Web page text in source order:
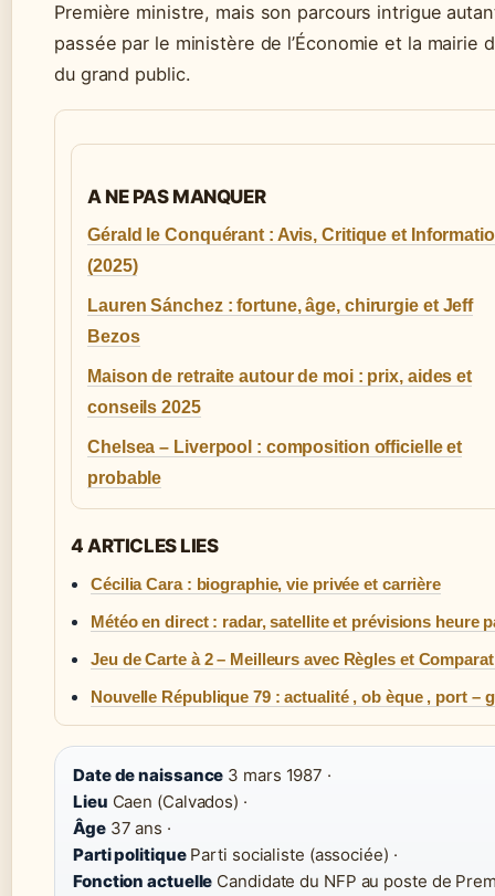
Première ministre, mais son parcours intrigue
passée par le ministère de l’Économie et la
du grand public.
A NE PAS MANQUER
Gérald le Conquérant : Avis, Critique et
(2025)
Lauren Sánchez : fortune, âge, chirurgie et Jeff
Bezos
Maison de retraite autour de moi : prix, aides et
conseils 2025
Chelsea – Liverpool : composition officielle et
probable
4 ARTICLES LIES
Cécilia Cara : biographie, vie privée et carrière
Météo en direct : radar, satellite et prévisions heure
Jeu de Carte à 2 – Meilleurs avec Règles et
Nouvelle République 79 : actualité , ob èque , port –
Date de naissance 3 mars 1987 ·
Lieu Caen (Calvados) ·
Âge37 ans ·
Parti politiqueParti socialiste (associée) ·
Fonction actuelle Candidate du NFP au poste de